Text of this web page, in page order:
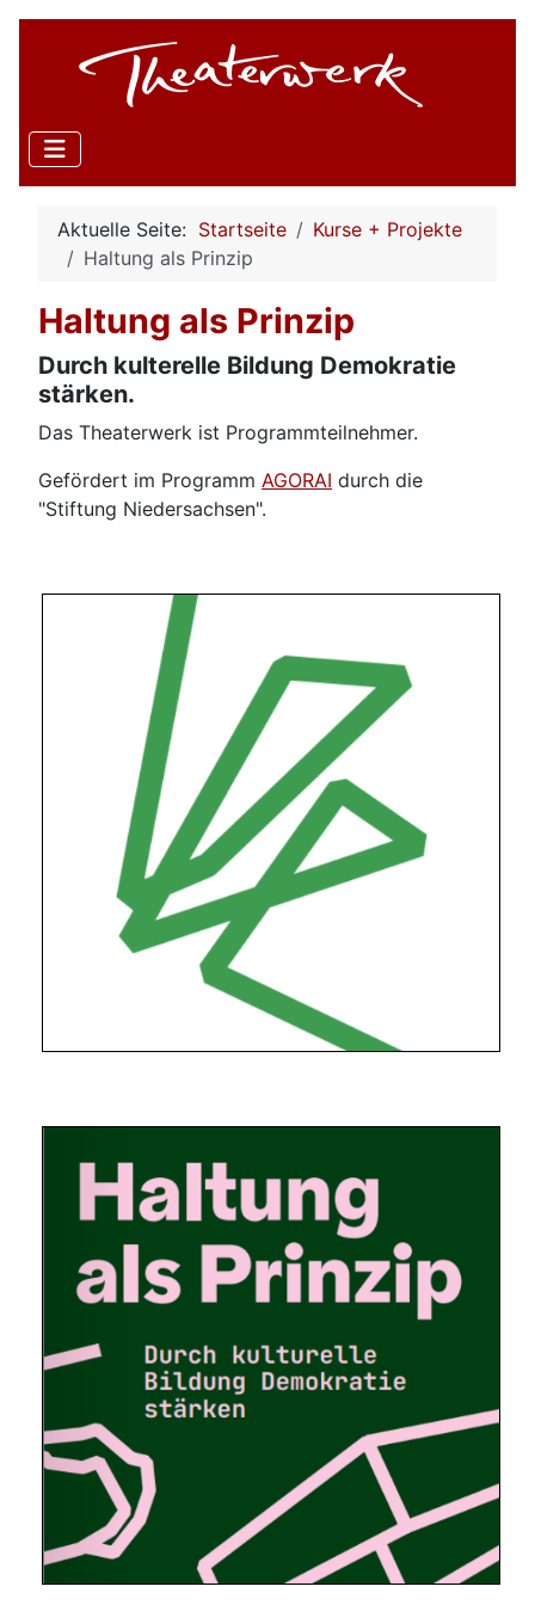
Aktuelle Seite: Startseite
Kurse + Projekte
Haltung als Prinzip
Haltung als Prinzip
Durch kulterelle Bildung Demokratie
stärken.
Das Theaterwerk ist Programmteilnehmer.
Gefördert im Programm AGORAI durch die
"Stiftung Niedersachsen".